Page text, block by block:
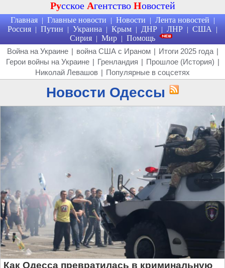
Русское Агентство Новостей
Главная | Главные новости | Новости | Лента новостей |
Россия | Путин | Украина | Крым | ДНР | ЛНР | США |
Сирия | Мир | Помощь
Война на Украине | война США с Ираном | Итоги 2025 года |
Герои войны на Украине | Гренландия | Прошлое (История) |
Николай Левашов | Популярные в соцсетях
Новости Одессы
Как Одесса превратилась в криминальную